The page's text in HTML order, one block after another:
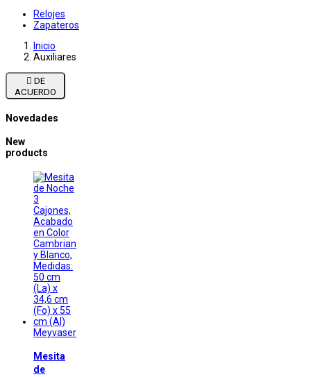
Relojes
Zapateros
Inicio
Auxiliares

ACUERDO
Novedades
New
products
Meyvaser
Mesita
de